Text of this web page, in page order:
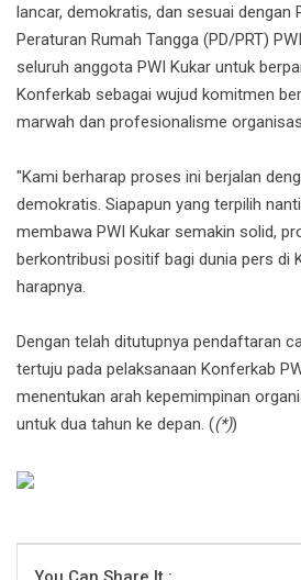
lancar, demokratis, dan sesuai dengan
Peraturan Rumah Tangga (PD/PRT)
seluruh anggota PWI Kukar untuk
Konferkab sebagai wujud komitmen
marwah dan profesionalisme
"Kami berharap proses ini berjalan
demokratis. Siapapun yang terpilih
membawa PWI Kukar semakin solid,
berkontribusi positif bagi dunia pers di
harapnya.
Dengan telah ditutupnya pendaftaran
tertuju pada pelaksanaan Konferkab
menentukan arah kepemimpinan
untuk dua tahun ke depan. ((*))